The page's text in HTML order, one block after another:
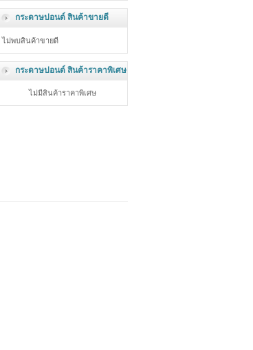
กระดาษปอนด์ สินค้าขายดี
ไม่พบสินค้าขายดี
กระดาษปอนด์ สินค้าราคาพิเศษ
ไม่มีสินค้าราคาพิเศษ